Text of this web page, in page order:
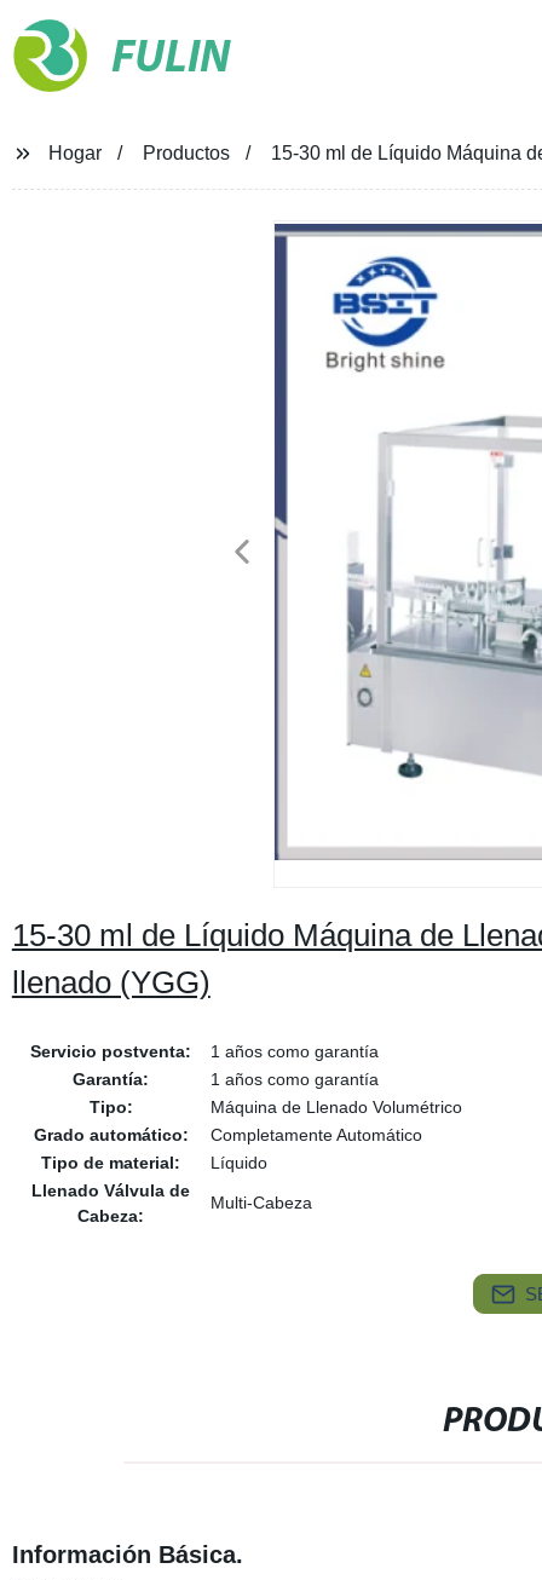
FULIN
Hogar Productos 15-30 ml de Líquido Máquina
15-30 ml de Líquido Máquina de
llenado (YGG)
Servicio postventa:
1 años como garantía
Garantía:
1 años como garantía
Tipo:
Máquina de Llenado Volumétrico
Grado automático:
Completamente Automático
Tipo de material:
Líquido
Llenado Válvula de
Cabeza:
Multi-Cabeza
Información Básica.